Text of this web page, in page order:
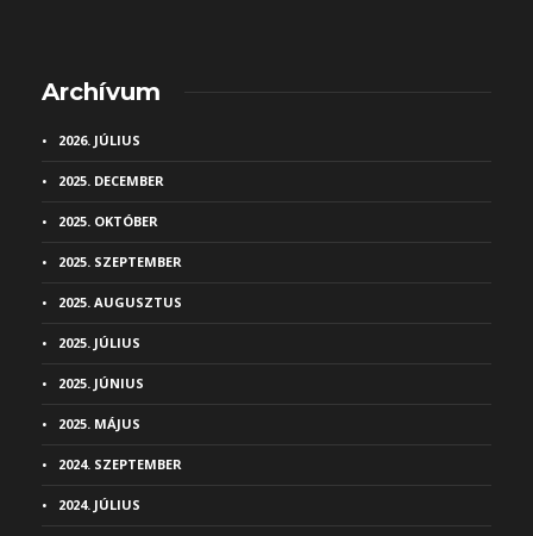
Archívum
2026. JÚLIUS
2025. DECEMBER
2025. OKTÓBER
2025. SZEPTEMBER
2025. AUGUSZTUS
2025. JÚLIUS
2025. JÚNIUS
2025. MÁJUS
2024. SZEPTEMBER
2024. JÚLIUS